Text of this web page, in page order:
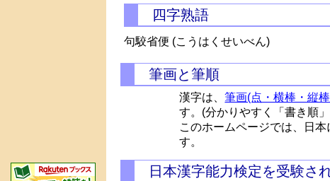
四字熟語
句駮省便 (こうはくせいべん)
筆画と筆順
漢字は、筆画(点・横棒・縦
す。(分かりやすく「書き順
このホームページでは、日
す。
日本漢字能力検定を受験さ